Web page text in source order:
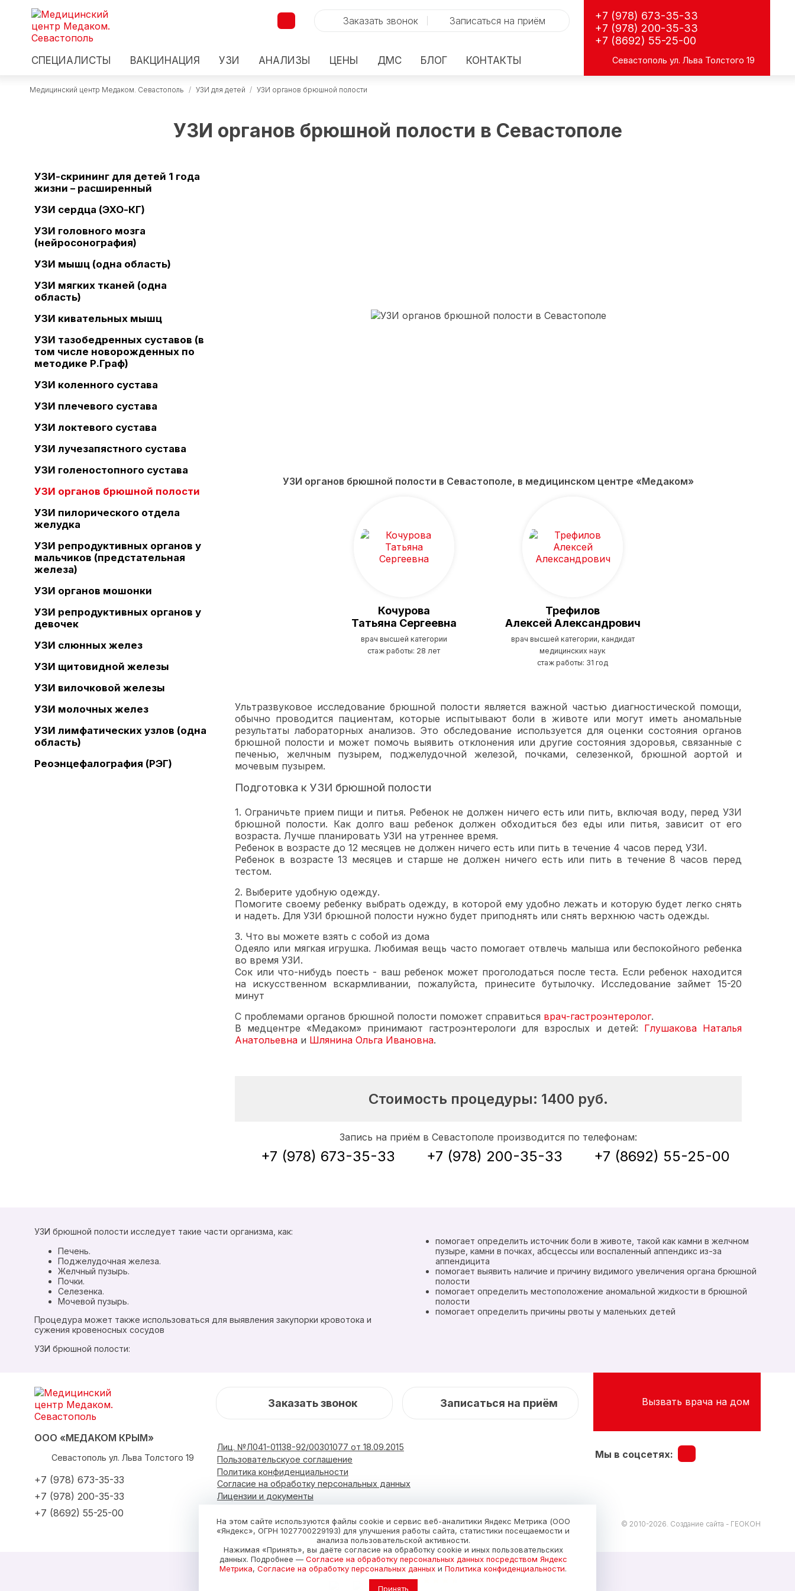
Заказать звонок Записаться на приём
СПЕЦИАЛИСТЫ ВАКЦИНАЦИЯ УЗИ АНАЛИЗЫ ЦЕНЫ ДМС БЛОГ КОНТАКТЫ
+7 (978) 673-35-33
+7 (978) 200-35-33
+7 (8692) 55-25-00
Севастополь ул. Льва Толстого 19
Медицинский центр Медаком. Севастополь / УЗИ для детей / УЗИ органов брюшной полости
УЗИ органов брюшной полости в Севастополе
УЗИ-скрининг для детей 1 года
жизни – расширенный
УЗИ сердца (ЭХО-КГ)
УЗИ головного мозга
(нейросонография)
УЗИ мышц (одна область)
УЗИ мягких тканей (одна
область)
УЗИ кивательных мышц
УЗИ тазобедренных суставов (в
том числе новорожденных по
методике Р.Граф)
УЗИ коленного сустава
УЗИ плечевого сустава
УЗИ локтевого сустава
УЗИ лучезапястного сустава
УЗИ голеностопного сустава
УЗИ органов брюшной полости
УЗИ пилорического отдела
желудка
УЗИ репродуктивных органов у
мальчиков (предстательная
железа)
УЗИ органов мошонки
УЗИ репродуктивных органов у
девочек
УЗИ слюнных желез
УЗИ щитовидной железы
УЗИ вилочковой железы
УЗИ молочных желез
УЗИ лимфатических узлов (одна
область)
Реоэнцефалография (РЭГ)
УЗИ органов брюшной полости в Севастополе, в медицинском центре «Медаком»
Кочурова
Татьяна Сергеевна
врач высшей категории
стаж работы: 28 лет
Трефилов
Алексей Александрович
врач высшей категории, кандидат
медицинских наук
стаж работы: 31 год
Ультразвуковое исследование брюшной полости является важной частью диагностической помощи,
обычно проводится пациентам, которые испытывают боли в животе или могут иметь аномальные
результаты лабораторных анализов. Это обследование используется для оценки состояния органов
брюшной полости и может помочь выявить отклонения или другие состояния здоровья, связанные с
печенью, желчным пузырем, поджелудочной железой, почками, селезенкой, брюшной аортой и
мочевым пузырем.
Подготовка к УЗИ брюшной полости
1. Ограничьте прием пищи и питья. Ребенок не должен ничего есть или пить, включая воду, перед УЗИ
брюшной полости. Как долго ваш ребенок должен обходиться без еды или питья, зависит от его
возраста. Лучше планировать УЗИ на утреннее время.
Ребенок в возрасте до 12 месяцев не должен ничего есть или пить в течение 4 часов перед УЗИ.
Ребенок в возрасте 13 месяцев и старше не должен ничего есть или пить в течение 8 часов перед
тестом.
2. Выберите удобную одежду.
Помогите своему ребенку выбрать одежду, в которой ему удобно лежать и которую будет легко снять
и надеть. Для УЗИ брюшной полости нужно будет приподнять или снять верхнюю часть одежды.
3. Что вы можете взять с собой из дома
Одеяло или мягкая игрушка. Любимая вещь часто помогает отвлечь малыша или беспокойного ребенка
во время УЗИ.
Сок или что-нибудь поесть - ваш ребенок может проголодаться после теста. Если ребенок находится
на искусственном вскармливании, пожалуйста, принесите бутылочку. Исследование займет 15-20
минут
С проблемами органов брюшной полости поможет справиться врач-гастроэнтеролог.
В медцентре «Медаком» принимают гастроэнтерологи для взрослых и детей: Глушакова Наталья
Анатольевна и Шлянина Ольга Ивановна.
Стоимость процедуры: 1400 руб.
Запись на приём в Севастополе производится по телефонам:
+7 (978) 673-35-33 +7 (978) 200-35-33 +7 (8692) 55-25-00
УЗИ брюшной полости исследует такие части организма, как:
Печень.
Поджелудочная железа.
Желчный пузырь.
Почки.
Селезенка.
Мочевой пузырь.
Процедура может также использоваться для выявления закупорки кровотока и
сужения кровеносных сосудов
УЗИ брюшной полости:
помогает определить источник боли в животе, такой как камни в желчном
пузыре, камни в почках, абсцессы или воспаленный аппендикс из-за
аппендицита
помогает выявить наличие и причину видимого увеличения органа брюшной
полости
помогает определить местоположение аномальной жидкости в брюшной
полости
помогает определить причины рвоты у маленьких детей
ООО «МЕДАКОМ КРЫМ»
Севастополь ул. Льва Толстого 19
+7 (978) 673-35-33
+7 (978) 200-35-33
+7 (8692) 55-25-00
Заказать звонок Записаться на приём Вызвать врача на дом
Лиц. №Л041-01138-92/00301077 от 18.09.2015
Пользовательскуое соглашение
Политика конфиденциальности
Согласие на обработку персональных данных
Лицензии и документы
Мы в соцсетях:
О центре Блог Фотоальбом Новости Услуги и цены © 2010-2026. Создание сайта - ГЕОКОН
На этом сайте используются файлы cookie и сервис веб-аналитики Яндекс Метрика (ООО
«Яндекс», ОГРН 1027700229193) для улучшения работы сайта, статистики посещаемости и
анализа пользовательской активности.
Нажимая «Принять», вы даёте согласие на обработку cookie и иных пользовательских
данных. Подробнее — Согласие на обработку персональных данных посредством Яндекс
Метрика, Согласие на обработку персональных данных и Политика конфиденциальности.
Принять